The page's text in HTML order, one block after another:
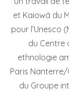
et Kaiowá du
pour l’Unesco
du Centre
ethnologie
Paris Nanterre/
du Groupe